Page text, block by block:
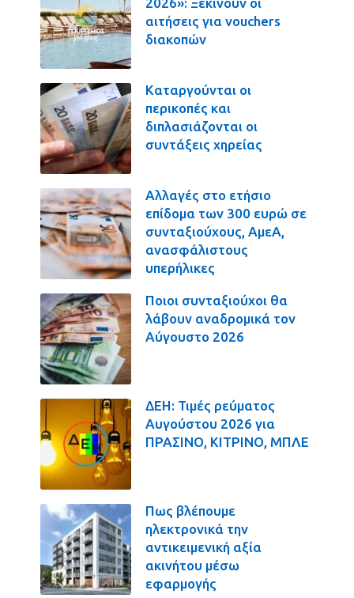
2026»: Ξεκινούν οι
αιτήσεις για vouchers
διακοπών
Καταργούνται οι
περικοπές και
διπλασιάζονται οι
συντάξεις χηρείας
Αλλαγές στο ετήσιο
επίδομα των 300 ευρώ σε
συνταξιούχους, ΑμεΑ,
ανασφάλιστους
υπερήλικες
Ποιοι συνταξιούχοι θα
λάβουν αναδρομικά τον
Αύγουστο 2026
ΔΕΗ: Τιμές ρεύματος
Αυγούστου 2026 για
ΠΡΑΣΙΝΟ, ΚΙΤΡΙΝΟ, ΜΠΛΕ
Πως βλέπουμε
ηλεκτρονικά την
αντικειμενική αξία
ακινήτου μέσω
εφαρμογής